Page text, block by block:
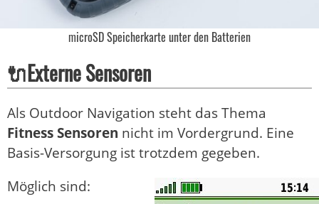
microSD Speicherkarte unter den Batterien
🔌Externe Sensoren
Als Outdoor Navigation steht das Thema
Fitness Sensoren nicht im Vordergrund. Eine
Basis-Versorgung ist trotzdem gegeben.
Möglich sind: